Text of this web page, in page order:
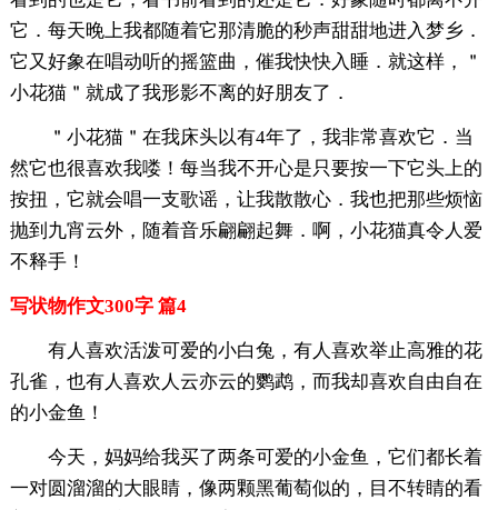
它．每天晚上我都随着它那清脆的秒声甜甜地进入梦乡．
它又好象在唱动听的摇篮曲，催我快快入睡．就这样，＂
小花猫＂就成了我形影不离的好朋友了．
＂小花猫＂在我床头以有4年了，我非常喜欢它．当
然它也很喜欢我喽！每当我不开心是只要按一下它头上的
按扭，它就会唱一支歌谣，让我散散心．我也把那些烦恼
抛到九宵云外，随着音乐翩翩起舞．啊，小花猫真令人爱
不释手！
写状物作文300字 篇4
有人喜欢活泼可爱的小白兔，有人喜欢举止高雅的花
孔雀，也有人喜欢人云亦云的鹦鹉，而我却喜欢自由自在
的小金鱼！
今天，妈妈给我买了两条可爱的小金鱼，它们都长着
一对圆溜溜的大眼睛，像两颗黑葡萄似的，目不转睛的看